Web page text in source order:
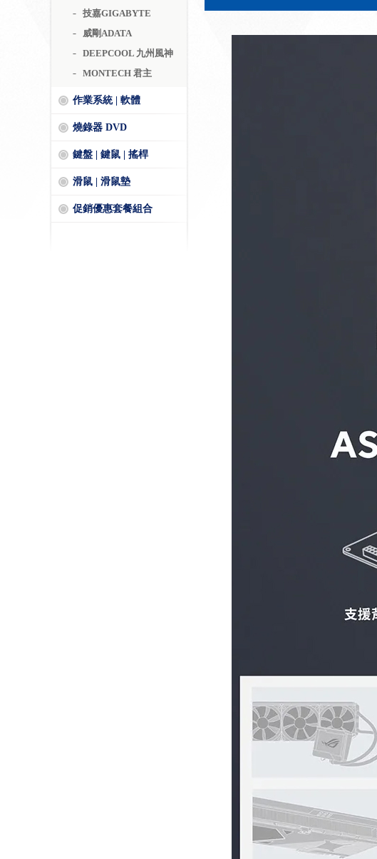
技嘉GIGABYTE
威剛ADATA
DEEPCOOL 九州風神
MONTECH 君主
作業系統 | 軟體
燒錄器 DVD
鍵盤 | 鍵鼠 | 搖桿
滑鼠 | 滑鼠墊
促銷優惠套餐組合